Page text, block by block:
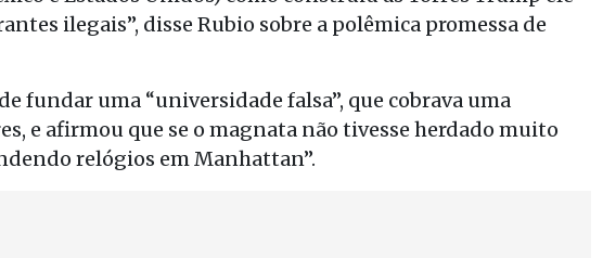
ilegais”, disse Rubio sobre a polêmica promessa de
fundar uma “universidade falsa”, que cobrava uma
e afirmou que se o magnata não tivesse herdado muito
relógios em Manhattan”.